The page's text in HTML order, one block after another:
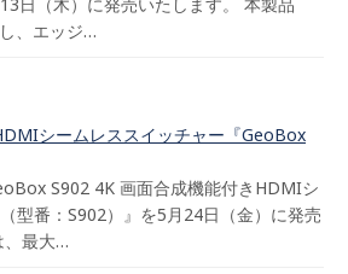
、エッジ…
シームレススイッチャー『GeoBox
S902 4K 画面合成機能付きHDMIシ
型番：S902）』を5月24日（金）に発売
、最大…